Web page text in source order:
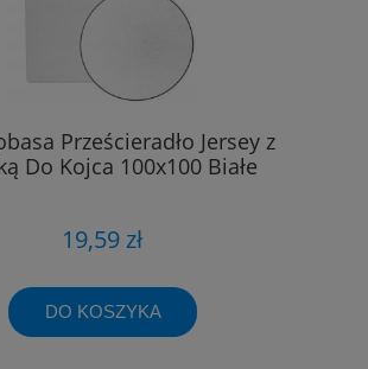
Prześcieradło Jersey z
Do Kojca 100x100 Białe
19,59 zł
DO KOSZYKA